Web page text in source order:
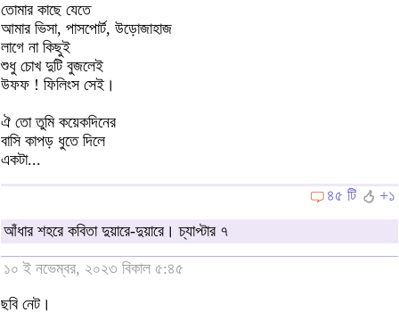
তোমার কাছে যেতে
আমার ভিসা, পাসপোর্ট, উড়োজাহাজ
লাগে না কিছুই
শুধু চোখ দুটি বুজলেই
উফফ ! ফিলিংস সেই।
ঐ তো তুমি কয়েকদিনের
বাসি কাপড় ধুতে দিলে
একটা...
৪৫ টি
+১
আঁধার শহরে কবিতা দুয়ারে-দুয়ারে। চ্যাপ্টার ৭
১০ ই নভেম্বর, ২০২৩ বিকাল ৫:৪৫
ছবি নেট।